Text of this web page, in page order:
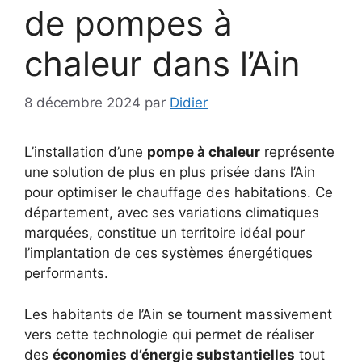
de pompes à
chaleur dans l’Ain
8 décembre 2024 par Didier
L’installation d’une pompe à chaleur représente
une solution de plus en plus prisée dans l’Ain
pour optimiser le chauffage des habitations. Ce
département, avec ses variations climatiques
marquées, constitue un territoire idéal pour
l’implantation de ces systèmes énergétiques
performants.
Les habitants de l’Ain se tournent massivement
vers cette technologie qui permet de réaliser
des économies d’énergie substantielles tout